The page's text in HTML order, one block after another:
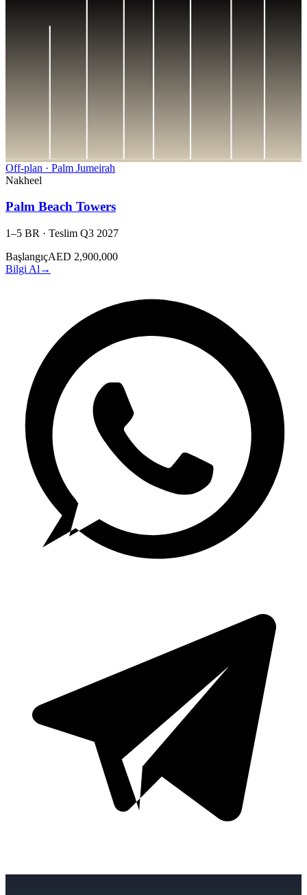
Off-plan · Palm Jumeirah
Nakheel
Palm Beach Towers
1–5 BR · Teslim Q3 2027
BaşlangıçAED 2,900,000
Bilgi Al →